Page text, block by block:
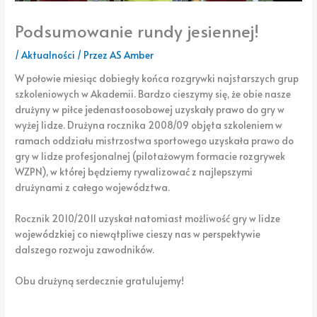
Podsumowanie rundy jesiennej!
/Aktualności / PrzezAS Amber
W połowie miesiąc dobiegły końca rozgrywki najstarszych grup
szkoleniowych w Akademii. Bardzo cieszymy się, że obie nasze
drużyny w piłce jedenastoosobowej uzyskały prawo do gry w
wyżej lidze. Drużyna rocznika 2008/09 objęta szkoleniem w
ramach oddziału mistrzostwa sportowego uzyskała prawo do
gry w lidze profesjonalnej (pilotażowym formacie rozgrywek
WZPN), w której będziemy rywalizować z najlepszymi
drużynami z całego województwa.
Rocznik 2010/2011 uzyskał natomiast możliwość gry w lidze
wojewódzkiej co niewątpliwe cieszy nas w perspektywie
dalszego rozwoju zawodników.
Obu drużyną serdecznie gratulujemy!